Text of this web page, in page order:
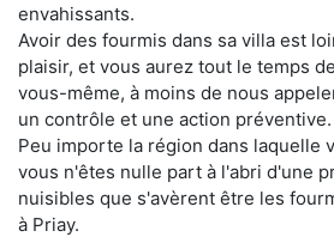
envahissants.
Avoir des fourmis dans sa villa est
plaisir, et vous aurez tout le temps
vous-même, à moins de nous
un contrôle et une action préventive.
Peu importe la région dans laquelle
vous n'êtes nulle part à l'abri d'une
nuisibles que s'avèrent être les
à Priay.